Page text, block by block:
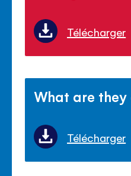
Télécharger
What are they
Télécharger